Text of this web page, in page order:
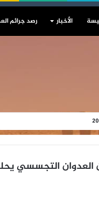
الأخبار رصد جرائم
العدوان التجسسي